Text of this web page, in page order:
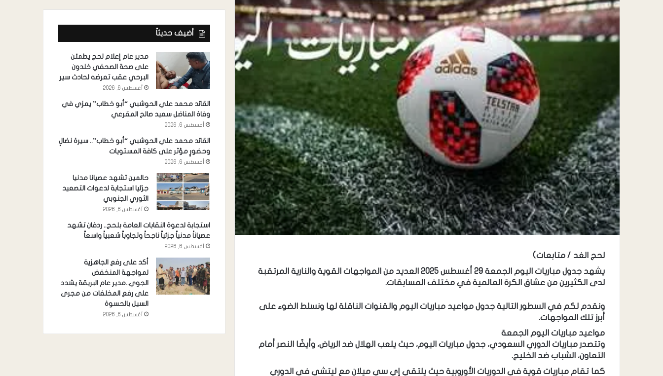
لحج الغد / متابعات)
يشهد جدول مباريات اليوم الجمعة 29 أغسطس 2025 العديد من المواجهات القوية والنارية المرتقبة
لدى الكثيرين من عشاق الكرة العالمية في مختلف المسابقات.
ونقدم لكم في السطور التالية جدول مواعيد مباريات اليوم والقنوات الناقلة لها ونسلط الضوء على
أبرز تلك المواجهات.
مواعيد مباريات اليوم الجمعة
وتتصدر مباريات الدوري السعودي، جدول مباريات اليوم، حيث يلعب الهلال ضد الرياض، وأيضًا النصر أمام
التعاون، الشباب ضد الخليج.
كما تقام مباريات قوية في الدوريات الأوروبية حيث يلتقي إي سي ميلان مع ليتشي في الدوري
أضيف حديثاً
مدير عام إعلام لحج يطمئن
على صحة الصحفي خلدون
البرحي عقب تعرضه لحادث سير
أغسطس 6, 2026
القائد محمد علي الحوشبي “أبو خطاب” يعزي في
وفاة المناضل سعيد صالح المقرعي
أغسطس 6, 2026
القائد محمد علي الحوشبي “أبو خطاب”.. سيرة نضالٍ
وحضورٍ مؤثر على كافة المستويات
أغسطس 6, 2026
حالمين تشهد عصيانا مدنيا
جزئيا استجابة لدعوات التصعيد
الثوري الجنوبي
أغسطس 6, 2026
استجابة لدعوة النقابات العامة بلحج.. ردفان تشهد
عصياناً مدنياً جزئياً ناجحاً وتجاوباً شعبياً واسعاً
أغسطس 6, 2026
أكد على رفع الجاهزية
لمواجهة المنخفض
الجوي..مدير عام البريقة يشدد
على رفع المخلفات من مجرى
السيل بالحسوة
أغسطس 6, 2026